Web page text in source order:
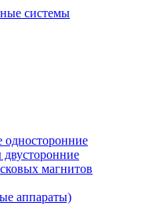
системы
магнитов
аппараты)